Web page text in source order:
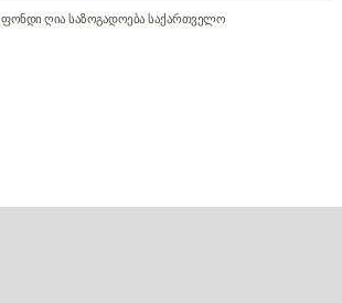
ფონდი ღია საზოგადოება საქართველო